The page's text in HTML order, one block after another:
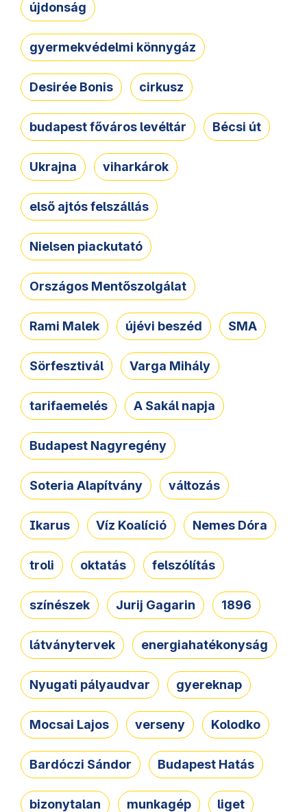
újdonság
gyermekvédelmi könnygáz
Desirée Bonis cirkusz
budapest főváros levéltár Bécsi út
Ukrajna viharkárok
első ajtós felszállás
Nielsen piackutató
Országos Mentőszolgálat
Rami Malek újévi beszéd SMA
Sörfesztivál Varga Mihály
tarifaemelés A Sakál napja
Budapest Nagyregény
Soteria Alapítvány változás
Ikarus Víz Koalíció Nemes Dóra
troli oktatás felszólítás
színészek Jurij Gagarin 1896
látványtervek energiahatékonyság
Nyugati pályaudvar gyereknap
Mocsai Lajos verseny Kolodko
Bardóczi Sándor Budapest Hatás
bizonytalan munkagép liget